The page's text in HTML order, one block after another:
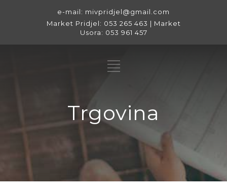
e-mail: mivpridjel@gmail.com
Market Pridjel: 053 265 463 | Market
Usora: 053 961 457
Trgovina